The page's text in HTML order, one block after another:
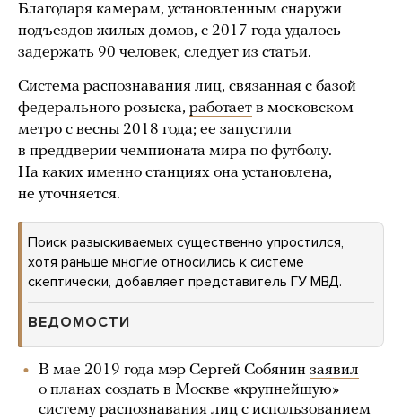
Благодаря камерам, установленным снаружи
подъездов жилых домов, с 2017 года удалось
задержать 90 человек, следует из статьи.
Система распознавания лиц, связанная с базой
федерального розыска, работает в московском
метро с весны 2018 года; ее запустили
в преддверии чемпионата мира по футболу.
На каких именно станциях она установлена,
не уточняется.
Поиск разыскиваемых существенно упростился,
хотя раньше многие относились к системе
скептически, добавляет представитель ГУ МВД.
ВЕДОМОСТИ
В мае 2019 года мэр Сергей Собянин заявил
о планах создать в Москве «крупнейшую»
систему распознавания лиц с использованием